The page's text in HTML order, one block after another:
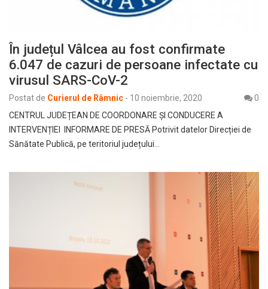
În județul Vâlcea au fost confirmate
6.047 de cazuri de persoane infectate cu
virusul SARS-CoV-2
Postat de Curierul de Râmnic - 10 noiembrie, 2020
0
CENTRUL JUDEȚEAN DE COORDONARE ȘI CONDUCERE A
INTERVENȚIEI INFORMARE DE PRESĂ Potrivit datelor Direcției de
Sănătate Publică, pe teritoriul județului…